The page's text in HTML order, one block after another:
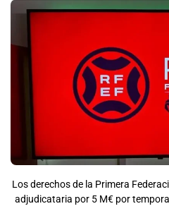
Los derechos de la Primera
adjudicataria por 5 M€ por